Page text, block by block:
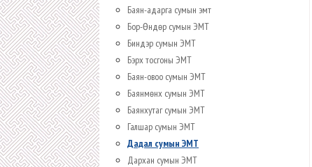
Баян-адарга сумын эмт
Бор-Өндөр сумын ЭМТ
Биндэр сумын ЭМТ
Бэрх тосгоны ЭМТ
Баян-овоо сумын ЭМТ
Баянмөнх сумын ЭМТ
Баянхутаг сумын ЭМТ
Галшар сумын ЭМТ
Дадал сумын ЭМТ
Дархан сумын ЭМТ